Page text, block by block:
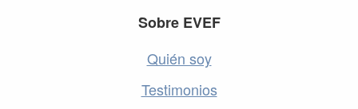
Sobre EVEF
Quién soy
Testimonios